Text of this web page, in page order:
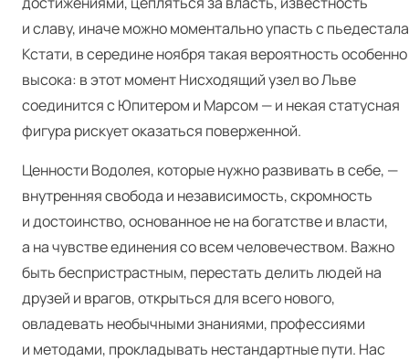
и славу, иначе можно моментально упасть с
Кстати, в середине ноября такая вероятность особенно
высока: в этот момент Нисходящий узел во Льве
соединится с Юпитером и Марсом — и некая статусная
фигура рискует оказаться поверженной.
Ценности Водолея, которые нужно развивать в себе, —
внутренняя свобода и независимость, скромность
и достоинство, основанное не на богатстве и власти,
а на чувстве единения со всем человечеством. Важно
быть беспристрастным, перестать делить людей на
друзей и врагов, открыться для всего нового,
овладевать необычными знаниями, профессиями
и методами, прокладывать нестандартные пути. Нас